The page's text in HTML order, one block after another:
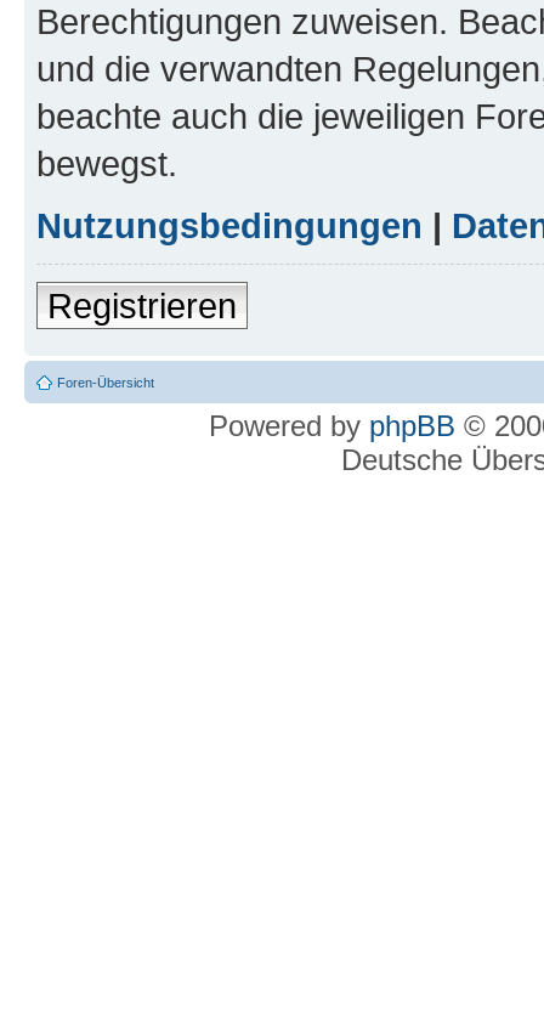
Berechtigungen zuweisen.
und die verwandten
beachte auch die jeweiligen
bewegst.
Nutzungsbedingungen |
Registrieren
Foren-Übersicht
Powered by phpBB ©
Deutsche